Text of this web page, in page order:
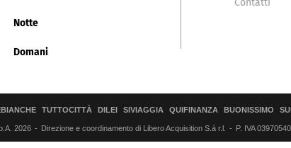
Notte
Domani
Contatti
TUTTOCITTÀ DILEI SIVIAGGIA QUIFINANZA BUONISSIMO
2026 Direzione e coordinamento di Libero Acquisition S.á r.l. P. IVA